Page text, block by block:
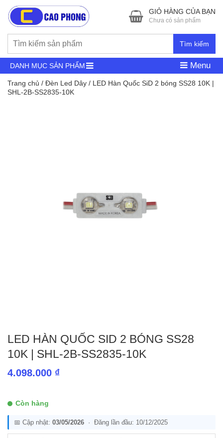
Tìm kiếm
GIỎ HÀNG CỦA BẠN
Chưa có sản phẩm
DANH MỤC SẢN PHẨM Menu
Trang chủ / Đèn Led Dây / LED Hàn Quốc SiD 2 bóng SS28 10K |
SHL-2B-SS2835-10K
LED HÀN QUỐC SID 2 BÓNG SS28
10K | SHL-2B-SS2835-10K
4.098.000 ₫
Còn hàng
📅 Cập nhật: 03/05/2026 · Đăng lần đầu: 10/12/2025